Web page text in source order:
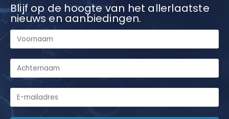
Blijf op de hoogte van het allerlaatste
nieuws en aanbiedingen.